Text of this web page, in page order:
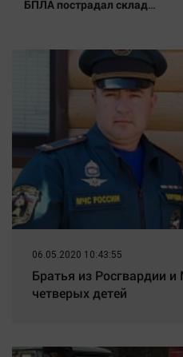
Последняя инстанция
Светская жизнь
Тенденции
Точка на карте
БПЛА пострадал склад
городов Тверской области
сегодня - Afanasy.biz –
Тверские новости. Новости
06.05.2020 10:43:55
Братья из Росгвардии
четверых детей